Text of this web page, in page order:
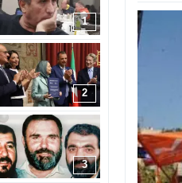
1
2
3